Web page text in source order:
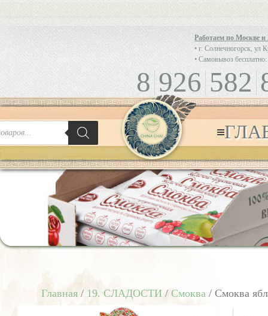
Работаем по Москве
• г. Солнечногорск, ул
• Самовывоз
8 926 582
Главная / 19. СЛАДОСТИ / Смоква / Смоква